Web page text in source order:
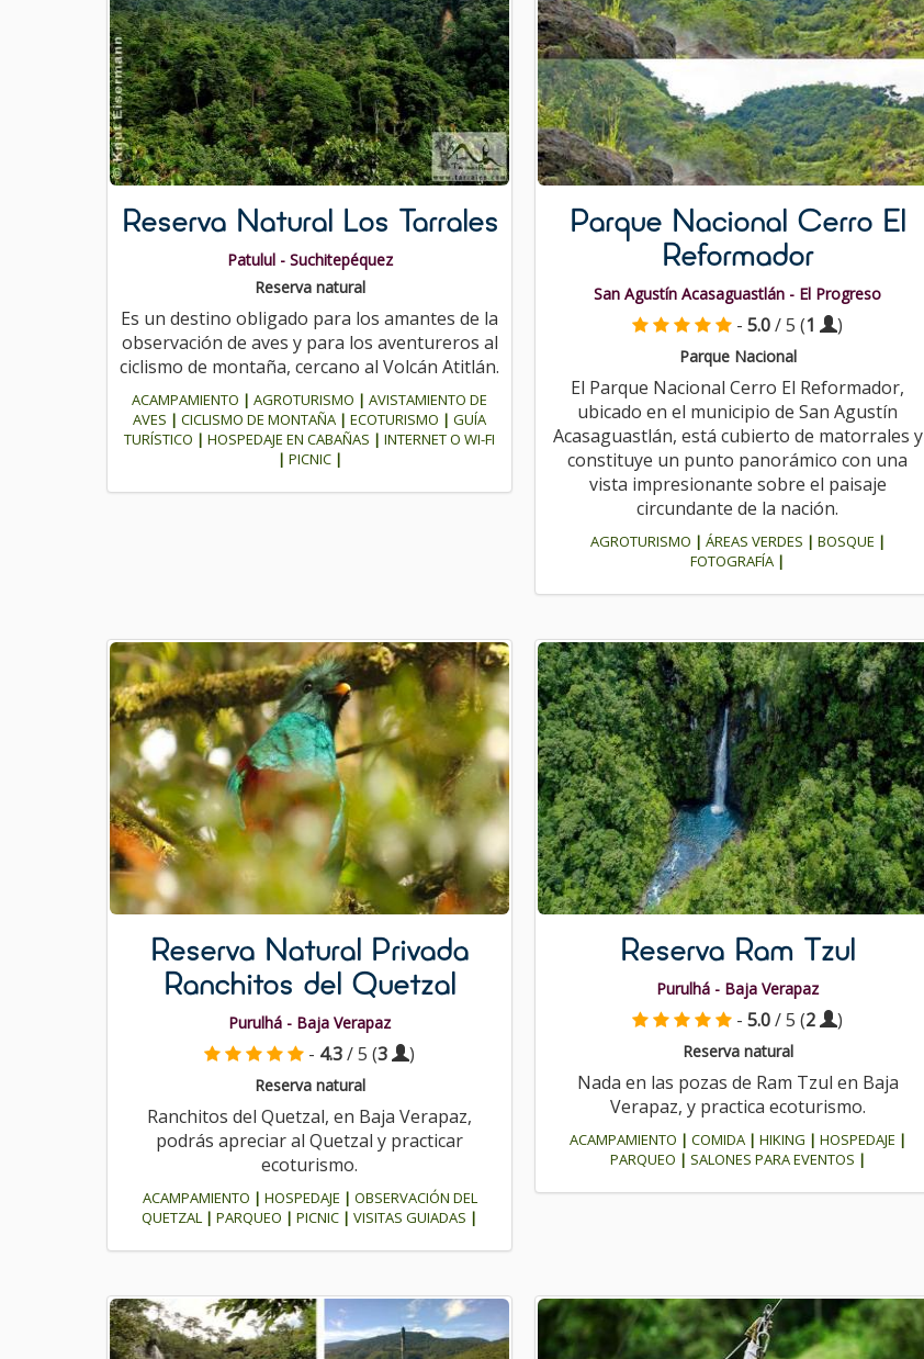
Reserva Natural Los Tarrales
Patulul - Suchitepéquez
Reserva natural
Es un destino obligado para los amantes de la
observación de aves y para los aventureros al
ciclismo de montaña, cercano al Volcán Atitlán.
ACAMPAMIENTO | AGROTURISMO | AVISTAMIENTO DE
AVES | CICLISMO DE MONTAÑA | ECOTURISMO | GUÍA
TURÍSTICO | HOSPEDAJE EN CABAÑAS | INTERNET O WI-FI
| PICNIC |
Parque Nacional Cerro El
Reformador
San Agustín Acasaguastlán - El Progreso
- 5.0/ 5 (1 )
Parque Nacional
El Parque Nacional Cerro El Reformador,
ubicado en el municipio de San Agustín
Acasaguastlán, está cubierto de matorrales y
constituye un punto panorámico con una
vista impresionante sobre el paisaje
circundante de la nación.
AGROTURISMO | ÁREAS VERDES | BOSQUE |
FOTOGRAFÍA |
Reserva Natural Privada
Ranchitos del Quetzal
Purulhá - Baja Verapaz
- 4.3/ 5 (3 )
Reserva natural
Ranchitos del Quetzal, en Baja Verapaz,
podrás apreciar al Quetzal y practicar
ecoturismo.
ACAMPAMIENTO | HOSPEDAJE | OBSERVACIÓN DEL
QUETZAL | PARQUEO | PICNIC | VISITAS GUIADAS |
Reserva Ram Tzul
Purulhá - Baja Verapaz
- 5.0/ 5 (2 )
Reserva natural
Nada en las pozas de Ram Tzul en Baja
Verapaz, y practica ecoturismo.
ACAMPAMIENTO | COMIDA | HIKING | HOSPEDAJE |
PARQUEO | SALONES PARA EVENTOS |